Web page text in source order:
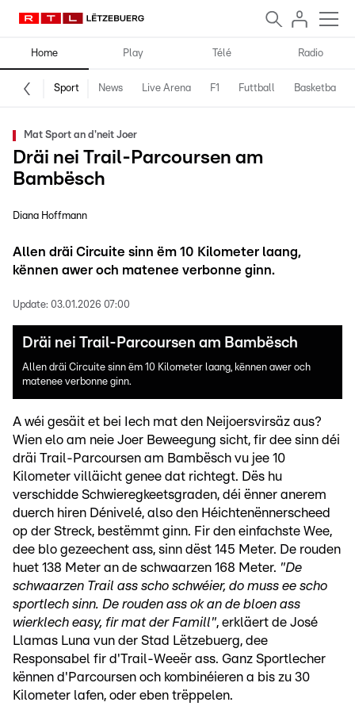
Home Play Télé Radio
Sport News Live Arena F1 Futtball Basketball
Mat Sport an d'neit Joer
Dräi nei Trail-Parcoursen am
Bambësch
Diana Hoffmann
Allen dräi Circuite sinn ëm 10 Kilometer laang,
kënnen awer och matenee verbonne ginn.
Update: 03.01.2026 07:00
Dräi nei Trail-Parcoursen am Bambësch
Allen dräi Circuite sinn ëm 10 Kilometer laang, kënnen awer och
matenee verbonne ginn.
A wéi gesäit et bei Iech mat den Neijoersvirsäz aus?
Wien elo am neie Joer Beweegung sicht, fir dee sinn déi
dräi Trail-Parcoursen am Bambësch vu jee 10
Kilometer villäicht genee dat richtegt. Dës hu
verschidde Schwieregkeetsgraden, déi ënner anerem
duerch hiren Dénivelé, also den Héichtenënnerscheed
op der Streck, bestëmmt ginn. Fir den einfachste Wee,
dee blo gezeechent ass, sinn dëst 145 Meter. De rouden
huet 138 Meter an de schwaarzen 168 Meter. "De
schwaarzen Trail ass scho schwéier, do muss ee scho
sportlech sinn. De rouden ass ok an de bloen ass
wierklech easy, fir mat der Famill", erkläert de José
Llamas Luna vun der Stad Lëtzebuerg, dee
Responsabel fir d'Trail-Weeër ass. Ganz Sportlecher
kënnen d'Parcoursen och kombinéieren a bis zu 30
Kilometer lafen, oder eben trëppelen.